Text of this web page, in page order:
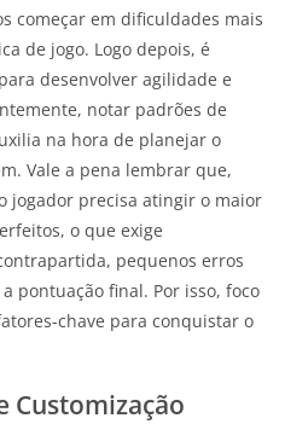
começar em dificuldades mais
de jogo. Logo depois, é
desenvolver agilidade e
notar padrões de
na hora de planejar o
Vale a pena lembrar que,
jogador precisa atingir o maior
o que exige
pequenos erros
pontuação final. Por isso, foco
chave para conquistar o
Customização